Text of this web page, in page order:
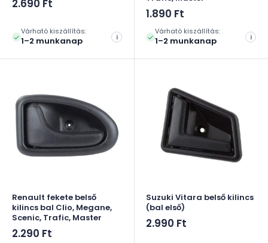
Akciós
2.690 Ft
Várható kiszállítás:
1–2 munkanap i
Akciós
1.890 Ft
Várható kiszállítás:
1–2 munkanap i
Renault fekete belső
kilincs bal Clio, Megane,
Scenic, Trafic, Master
Akciós
2.290 Ft
Suzuki Vitara belső kilincs
(bal első)
Akciós
2.990 Ft